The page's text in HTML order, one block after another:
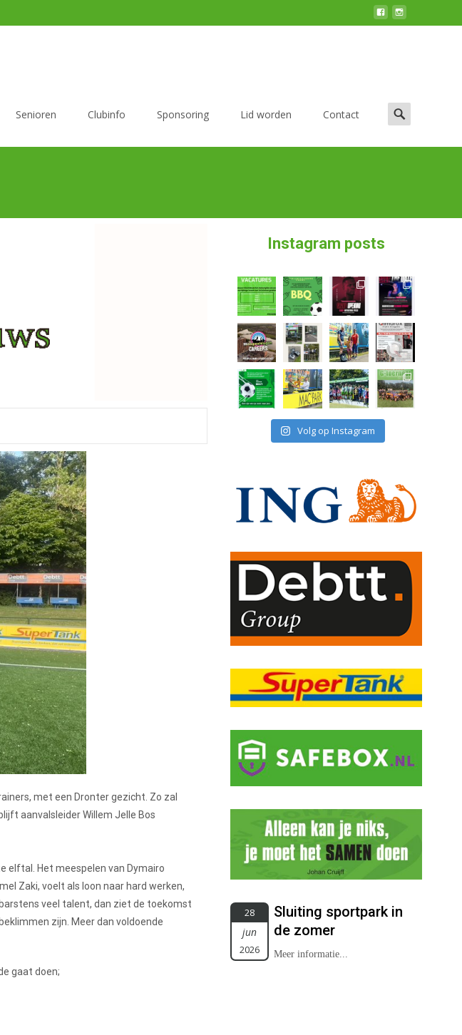
Senioren Clubinfo Sponsoring Lid worden Contact
met een Dronter gezicht. Zo zal
aanvalsleider Willem Jelle Bos
elftal. Het meespelen van Dymairo
Zaki, voelt als loon naar hard werken,
veel talent, dan ziet de toekomst
zijn. Meer dan voldoende
gaat doen;
Instagram posts
Volg op Instagram
28
jun
2026
Sluiting sportpark in
de zomer
Meer informatie...